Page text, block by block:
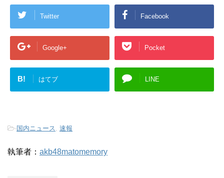
Twitter Facebook
Google+ Pocket
B! はてブ LINE
-国内ニュース 速報
執筆者： akb48matomemory